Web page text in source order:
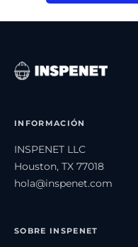
INFORMACIÓN
INSPENET LLC
Houston, TX 77018
hola@inspenet.com
SOBRE INSPENET